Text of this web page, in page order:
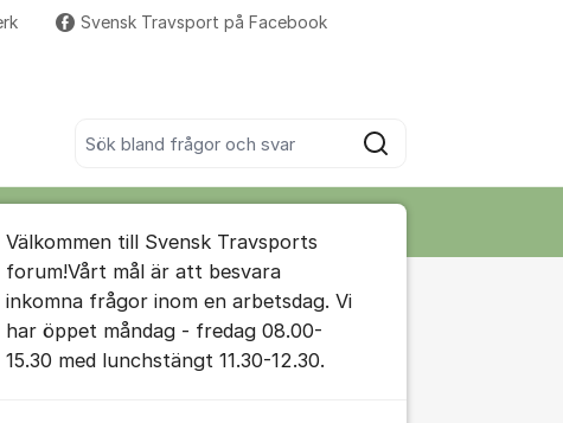
Sök
Svensk Travsport på FacebookFler supportlänkar
kommentaren
för inlägg/kommentar
Välkommen till Svensk Travsports
forum!Vårt mål är att besvara
inkomna frågor inom en arbetsdag. Vi
har öppet måndag - fredag 08.00-
15.30 med lunchstängt 11.30-12.30.